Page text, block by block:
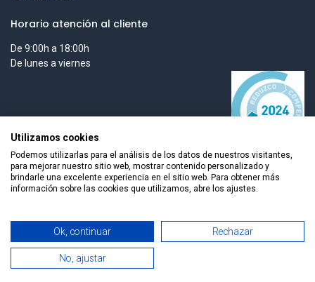
Horario atención al cliente
De 9:00h a 18:00h
De lunes a viernes
Todos los derechos reservados © 2026 Smart Tech Ibd Global
Solutions, S.L.
Español
Utilizamos cookies
Podemos utilizarlas para el análisis de los datos de nuestros visitantes,
para mejorar nuestro sitio web, mostrar contenido personalizado y
brindarle una excelente experiencia en el sitio web. Para obtener más
información sobre las cookies que utilizamos, abre los ajustes.
Ok, continuar Rechazar
No, ajustar